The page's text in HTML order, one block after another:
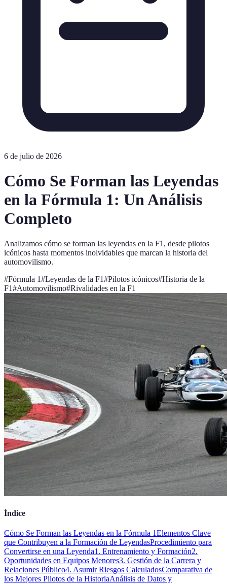
6 de julio de 2026
Cómo Se Forman las Leyendas
en la Fórmula 1: Un Análisis
Completo
Analizamos cómo se forman las leyendas en la F1, desde pilotos
icónicos hasta momentos inolvidables que marcan la historia del
automovilismo.
#Fórmula 1#Leyendas de la F1#Pilotos icónicos#Historia de la
F1#Automovilismo#Rivalidades en la F1
Índice
Cómo Se Forman las Leyendas en la Fórmula 1Elementos Clave
que Contribuyen a la Formación de LeyendasProcedimiento para
Convertirse en una Leyenda1. Entrenamiento y Formación2.
Oportunidades en Equipos Menores3. Gestión de la Carrera y
Relaciones Público4. Asumir Riesgos CalculadosComparativa de
los Mejores Pilotos de la HistoriaAnálisis de Datos y